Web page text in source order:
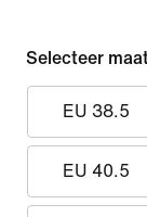
Selecteer
EU 38.5
EU 40.5